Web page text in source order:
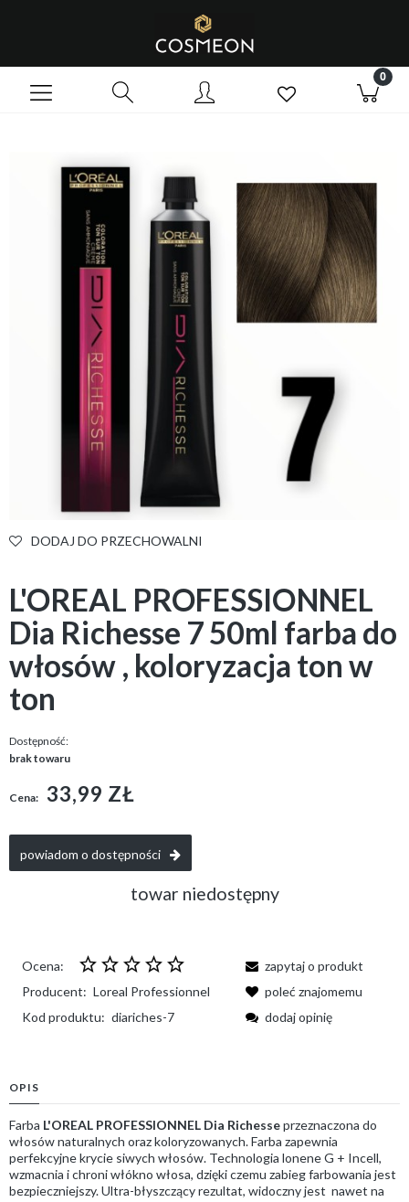
DODAJ DO PRZECHOWALNI
L'OREAL PROFESSIONNEL
Dia Richesse 7 50ml farba do
włosów , koloryzacja ton w
ton
Dostępność:
brak towaru
Cena: 33,99 ZŁ
powiadom o dostępności
towar niedostępny
Ocena:
Producent: Loreal Professionnel
Kod produktu: diariches-7
zapytaj o produkt
poleć znajomemu
dodaj opinię
OPIS
Farba L'OREAL PROFESSIONNEL Dia Richesseprzeznaczona do
włosów naturalnych oraz koloryzowanych. Farba zapewnia
perfekcyjne krycie siwych włosów. Technologia lonene G + Incell,
wzmacnia i chroni włókno włosa, dzięki czemu zabieg farbowania jest
bezpieczniejszy. Ultra-błyszczący rezultat, widoczny jest nawet na